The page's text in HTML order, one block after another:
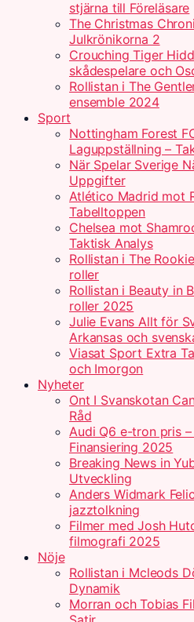
stjärna till Föreläsare
The Christmas
Julkrönikorna 2
Crouching Tiger
skådespelare och
Rollistan i The
ensemble 2024
Sport
Nottingham Forest
Laguppställning –
När Spelar Sverige
Uppgifter
Atlético Madrid mot
Tabelltoppen
Chelsea mot
Taktisk Analys
Rollistan i The
roller
Rollistan i Beauty in
roller 2025
Julie Evans Allt för
Arkansas och
Viasat Sport Extra
och Imorgon
Nyheter
Ont I Svanskotan
Råd
Audi Q6 e-tron pris
Finansiering 2025
Breaking News in
Utveckling
Anders Widmark
jazztolkning
Filmer med Josh
filmografi 2025
Nöje
Rollistan i Mcleods
Dynamik
Morran och Tobias